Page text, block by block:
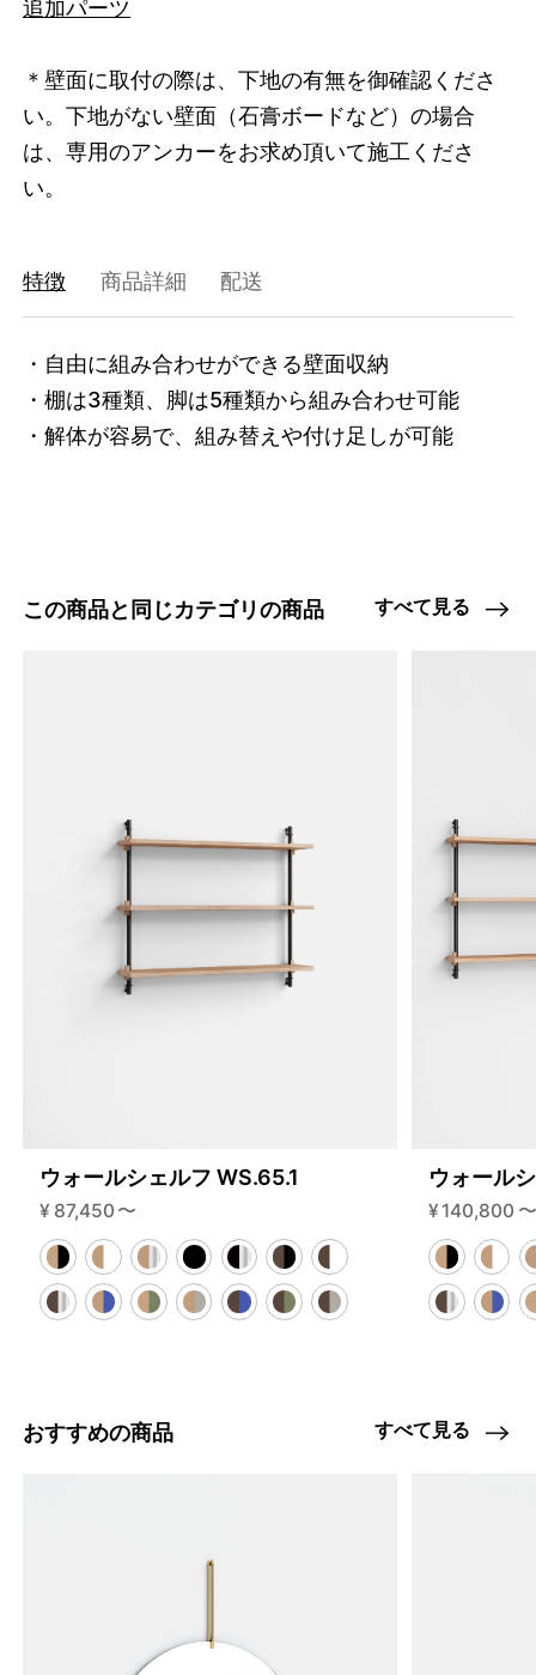
/products/wall-shelving-ws-65-1?
variant=47408879698152
9955000
追加パーツ
＊壁面に取付の際は、下地の有無を御確認くださ
い。下地がない壁面（石膏ボードなど）の場合
は、専用のアンカーをお求め頂いて施工くださ
い。
特徴 商品詳細 配送
・自由に組み合わせができる壁面収納
・棚は3種類、脚は5種類から組み合わせ可能
・解体が容易で、組み替えや付け足しが可能
この商品と同じカテゴリの商品 すべて見る
ウォールシェルフ WS.65.1
¥ 87,450 〜
ウォール
¥ 140,800 〜
おすすめの商品 すべて見る